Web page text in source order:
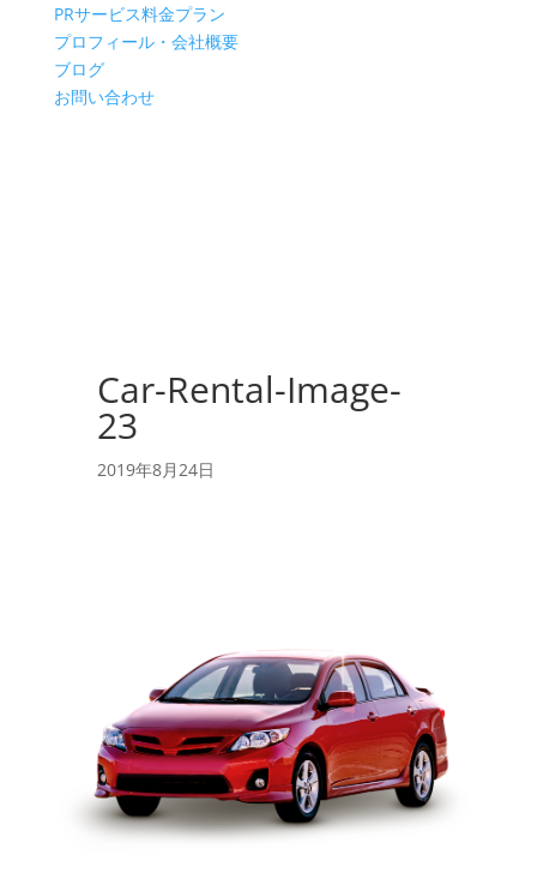
PRサービス料金プラン
プロフィール・会社概要
ブログ
お問い合わせ
Car-Rental-Image-
23
2019年8月24日